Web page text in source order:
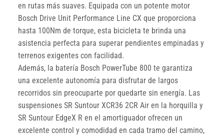
en rutas más suaves. Equipada con un potente motor
Bosch Drive Unit Performance Line CX que proporciona
hasta 100Nm de torque, esta bicicleta te brinda una
asistencia perfecta para superar pendientes empinadas y
terrenos exigentes con facilidad.
Además, la batería Bosch PowerTube 800 te garantiza
una excelente autonomía para disfrutar de largos
recorridos sin preocuparte por quedarte sin energía. Las
suspensiones SR Suntour XCR36 2CR Air en la horquilla y
SR Suntour EdgeX R en el amortiguador ofrecen un
excelente control y comodidad en cada tramo del camino,